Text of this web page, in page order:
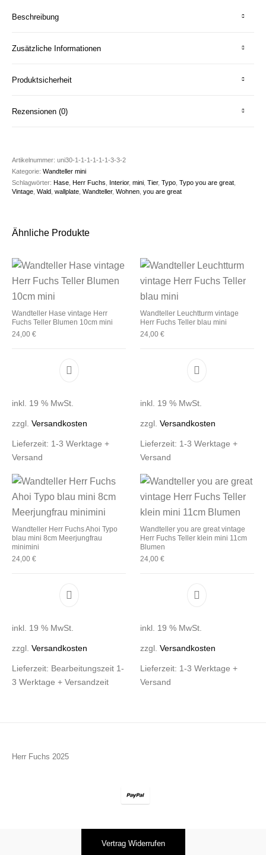
Beschreibung
Zusätzliche Informationen
Produktsicherheit
Rezensionen (0)
Artikelnummer:uni30-1-1-1-1-1-1-3-3-2
Kategorie:Wandteller mini
Schlagwörter:Hase ,Herr Fuchs Interior,mini ,Tier,Typo ,Typo you are great
Vintage ,Wald ,wallplate ,Wandteller,Wohnen ,you are great
Ähnliche Produkte
Wandteller Hase vintage Herr
Fuchs Teller Blumen 10cm mini
24,00€
inkl. 19 % MwSt.
zzgl.Versandkosten
Lieferzeit: 1-3 Werktage +
Versand
Wandteller Leuchtturm vintage
Herr Fuchs Teller blau mini
24,00 €
inkl. 19 % MwSt.
zzgl. Versandkosten
Lieferzeit: 1-3 Werktage +
Versand
Wandteller Herr Fuchs Ahoi Typo
blau mini 8cm Meerjungfrau
minimini
24,00€
inkl. 19 % MwSt.
zzgl.Versandkosten
Lieferzeit: Bearbeitungszeit 1-
3 Werktage + Versandzeit
Wandteller you are great vintage
Herr Fuchs Teller klein mini 11cm
Blumen
24,00 €
inkl. 19 % MwSt.
zzgl. Versandkosten
Lieferzeit: 1-3 Werktage +
Versand
Herr Fuchs 2025
Vertrag Widerrufen